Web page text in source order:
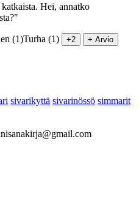
Hei, annatko
(1)Turha (1) +2 + Arvio
sivarikyttä sivarinössö simmarit